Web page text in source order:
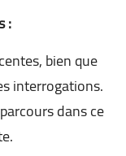
:
bien que
interrogations.
dans ce